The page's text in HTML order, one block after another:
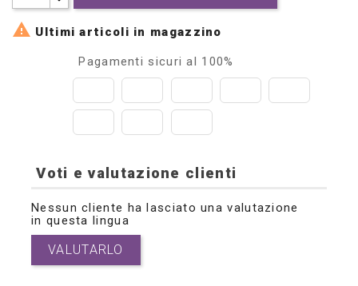
 Ultimi articoli in magazzino
Pagamenti sicuri al 100%
Voti e valutazione clienti
Nessun cliente ha lasciato una valutazione
in questa lingua
VALUTARLO